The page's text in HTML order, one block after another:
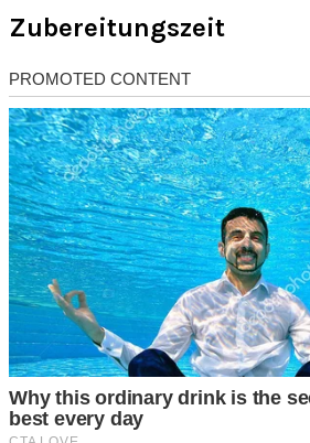
Zubereitungszeit